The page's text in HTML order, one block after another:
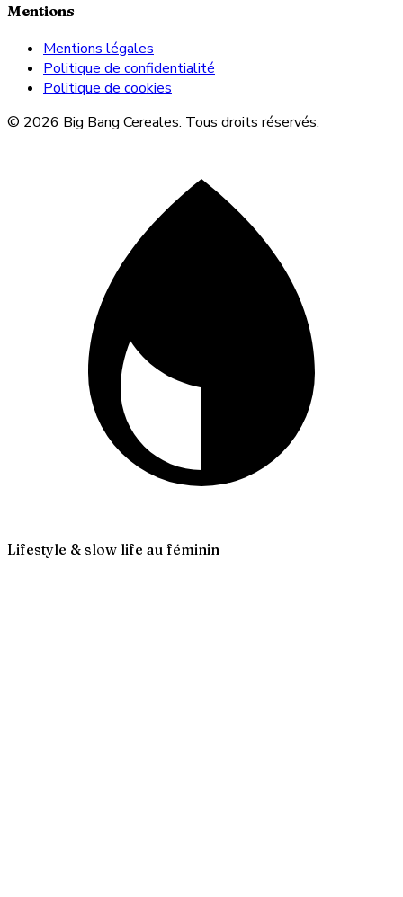
Mentions
Mentions légales
Politique de confidentialité
Politique de cookies
© 2026 Big Bang Cereales. Tous droits réservés.
Lifestyle & slow life au féminin